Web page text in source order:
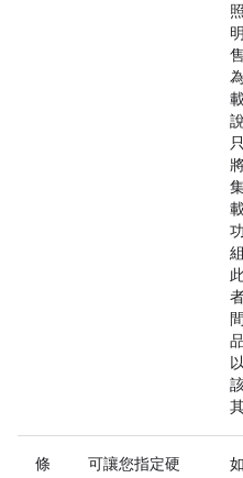
條
可讓您指定硬